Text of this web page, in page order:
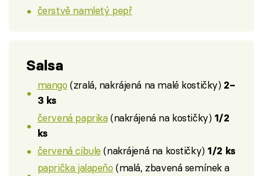
čerstvě namletý pepř
Salsa
mango (zralá, nakrájená na malé kostičky) 2–
3 ks
červená paprika(nakrájená na kostičky) 1/2
ks
červená cibule (nakrájená na kostičky) 1/2 ks
paprička jalapeňo (malá, zbavená semínek a